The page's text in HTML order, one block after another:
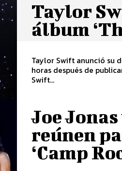
Taylor
álbum
Taylor Swift anunció su
horas después de
Swift...
Joe
reúnen
‘Camp